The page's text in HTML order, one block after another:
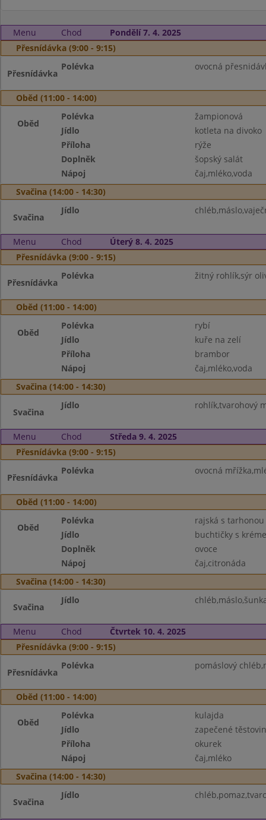
Menu Chod
Pondělí 7. 4. 2025
Přesnídávka (9:00 - 9:15)
Přesnídávka
Polévka ovocná
Oběd (11:00 - 14:00)
Oběd
Polévka
žampionová
Jídlo
kotleta na divoko
Příloha
rýže
Doplněk
šopský salát
Nápoj
čaj,mléko,voda
Svačina (14:00 - 14:30)
Svačina
Jídlo
Menu Chod
Úterý 8. 4. 2025
Přesnídávka (9:00 - 9:15)
Přesnídávka
Polévka žitný rohlík,sýr
Oběd (11:00 - 14:00)
Oběd
Polévka
rybí
Jídlo
kuře na zelí
Příloha
brambor
Nápoj
čaj,mléko,voda
Svačina (14:00 - 14:30)
Svačina
Jídlo rohlík,tvarohový
Menu Chod
Středa 9. 4. 2025
Přesnídávka (9:00 - 9:15)
Přesnídávka
Polévka ovocná
Oběd (11:00 - 14:00)
Oběd
Polévka
rajská s tarhonou
Jídlo
buchtičky s
Doplněk
ovoce
Nápoj
čaj,citronáda
Svačina (14:00 - 14:30)
Svačina
Jídlo
Menu Chod
Čtvrtek 10. 4. 2025
Přesnídávka (9:00 - 9:15)
Přesnídávka
Polévka pomáslový
Oběd (11:00 - 14:00)
Oběd
Polévka
kulajda
Jídlo
zapečené
Příloha
okurek
Nápoj
čaj,mléko
Svačina (14:00 - 14:30)
Svačina
Jídlo